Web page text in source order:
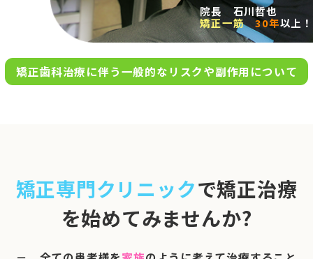
お問い合わせ
完全
0120-695-578
※日曜は不定期で診療してい
ます
院長 石川哲也
矯正一筋
30年以上！
矯正歯科治療に伴う一般的なリスクや副作用について
矯正専門クリニックで矯正治療
を始めてみませんか?